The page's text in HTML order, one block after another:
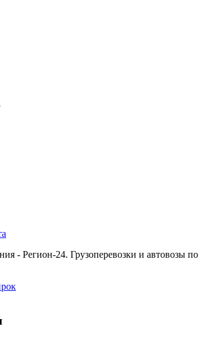
- Регион-24. Грузоперевозки и автовозы